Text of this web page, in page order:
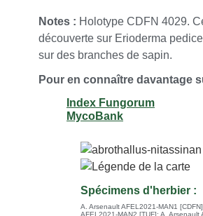
Notes : Holotype CDFN 4029.
découverte sur Erioderma
sur des branches de sapin.
Pour en connaître davantage
Index Fungorum
MycoBank
Spécimens d'herbier :
A. Arsenault AFEL2021-MAN1